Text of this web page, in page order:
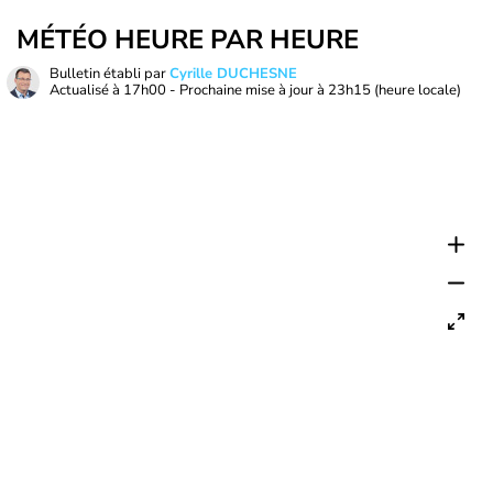
MÉTÉO HEURE PAR HEURE
Bulletin établi parCyrille DUCHESNE
Actualisé à 17h00 - Prochaine mise à jour à 23h15 (heure locale)